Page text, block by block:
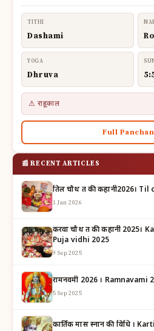
TITHI
Dashami
YOGA
Dhruva
⚠ राहूकाल
Full
📰 RECENT ARTICLES
तिल चौथ व्रत की कहानी2026।
1 Jan 2026
करवा चौथ व्रत की कहानी
Puja vidhi 2025
9 Sep 2025
रामनवमी 2026 । Ramnavami
5 Sep 2025
कार्तिक मास स्नान की विधि ।